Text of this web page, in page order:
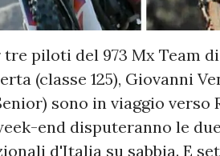
piloti del 973 Mx Team
(classe 125), Giovanni
sono in viaggio verso
end disputeranno le
d'Italia su sabbia. E